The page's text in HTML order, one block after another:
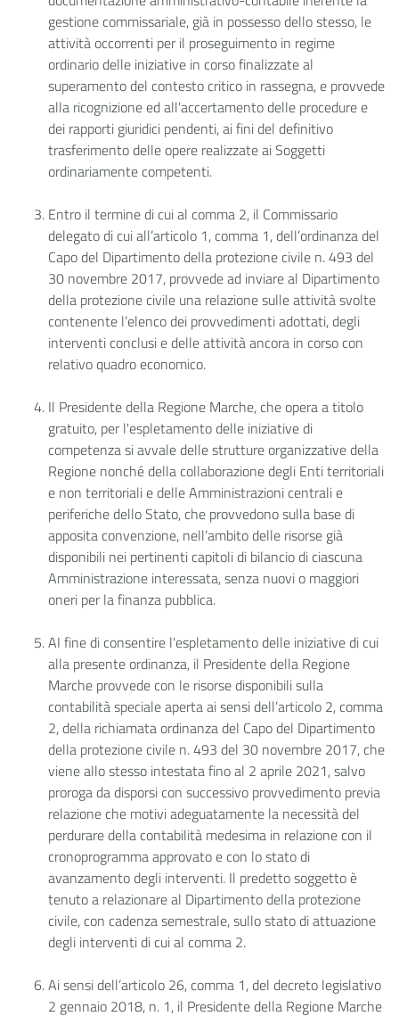
gestione commissariale, già in possesso dello stesso, le
attività occorrenti per il proseguimento in regime
ordinario delle iniziative in corso finalizzate al
superamento del contesto critico in rassegna, e provvede
alla ricognizione ed all'accertamento delle procedure e
dei rapporti giuridici pendenti, ai fini del definitivo
trasferimento delle opere realizzate ai Soggetti
ordinariamente competenti.
Entro il termine di cui al comma 2, il Commissario
delegato di cui all’articolo 1, comma 1, dell’ordinanza del
Capo del Dipartimento della protezione civile n. 493 del
30 novembre 2017, provvede ad inviare al Dipartimento
della protezione civile una relazione sulle attività svolte
contenente l’elenco dei provvedimenti adottati, degli
interventi conclusi e delle attività ancora in corso con
relativo quadro economico.
Il Presidente della Regione Marche, che opera a titolo
gratuito, per l'espletamento delle iniziative di
competenza si avvale delle strutture organizzative della
Regione nonché della collaborazione degli Enti territoriali
e non territoriali e delle Amministrazioni centrali e
periferiche dello Stato, che provvedono sulla base di
apposita convenzione, nell’ambito delle risorse già
disponibili nei pertinenti capitoli di bilancio di ciascuna
Amministrazione interessata, senza nuovi o maggiori
oneri per la finanza pubblica.
AI fine di consentire l'espletamento delle iniziative di cui
alla presente ordinanza, il Presidente della Regione
Marche provvede con le risorse disponibili sulla
contabilità speciale aperta ai sensi dell’articolo 2, comma
2, della richiamata ordinanza del Capo del Dipartimento
della protezione civile n. 493 del 30 novembre 2017, che
viene allo stesso intestata fino al 2 aprile 2021, salvo
proroga da disporsi con successivo provvedimento previa
relazione che motivi adeguatamente la necessità del
perdurare della contabilità medesima in relazione con il
cronoprogramma approvato e con lo stato di
avanzamento degli interventi. Il predetto soggetto è
tenuto a relazionare al Dipartimento della protezione
civile, con cadenza semestrale, sullo stato di attuazione
degli interventi di cui al comma 2.
Ai sensi dell’articolo 26, comma 1, del decreto legislativo
2 gennaio 2018, n. 1, il Presidente della Regione Marche